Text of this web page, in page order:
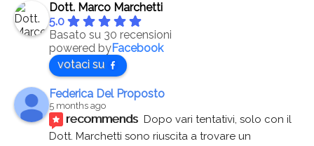
Dott. Marco Marchetti
5.0
Basato su 30 recensioni
powered byFacebook
votaci su
Federica Del Proposto
5 months ago
recommends Dopo vari tentativi, solo con il
Dott. Marchetti sono riuscita a trovare un